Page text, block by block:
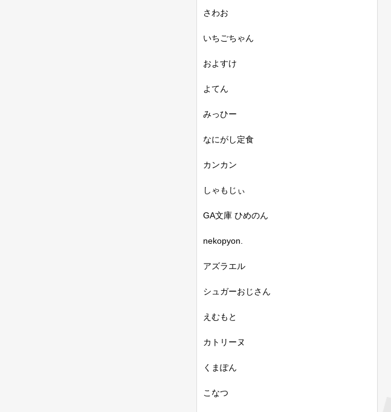
さわお
いちごちゃん
およすけ
よてん
みっひー
なにがし定食
カンカン
しゃもじぃ
GA文庫 ひめのん
nekopyon.
アズラエル
シュガーおじさん
えむもと
カトリーヌ
くまぽん
こなつ